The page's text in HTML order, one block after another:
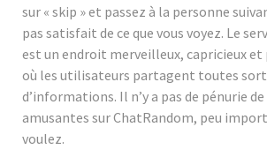
sur « skip » et passez à la personne
pas satisfait de ce que vous voyez. Le
est un endroit merveilleux, capricieux et
où les utilisateurs partagent toutes
d’informations. Il n’y a pas de pénurie de
amusantes sur ChatRandom, peu
voulez.